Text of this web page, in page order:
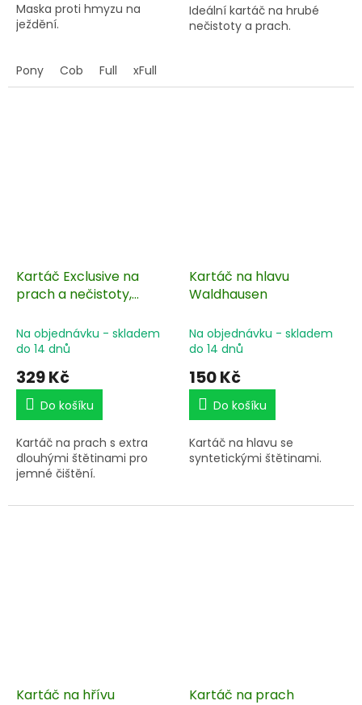
Maska proti hmyzu na
ježdění.
Pony Cob Full xFull
Ideální kartáč na hrubé
nečistoty a prach.
Kartáč Exclusive na
prach a nečistoty,
Na objednávku - skladem
do 14 dnů
329 Kč
Do košíku
Kartáč na prach s extra
dlouhými štětinami pro
jemné čištění.
Kartáč na hlavu
Waldhausen
Na objednávku - skladem
do 14 dnů
150 Kč
Do košíku
Kartáč na hlavu se
syntetickými štětinami.
Kartáč na hřívu
Kartáč na prach